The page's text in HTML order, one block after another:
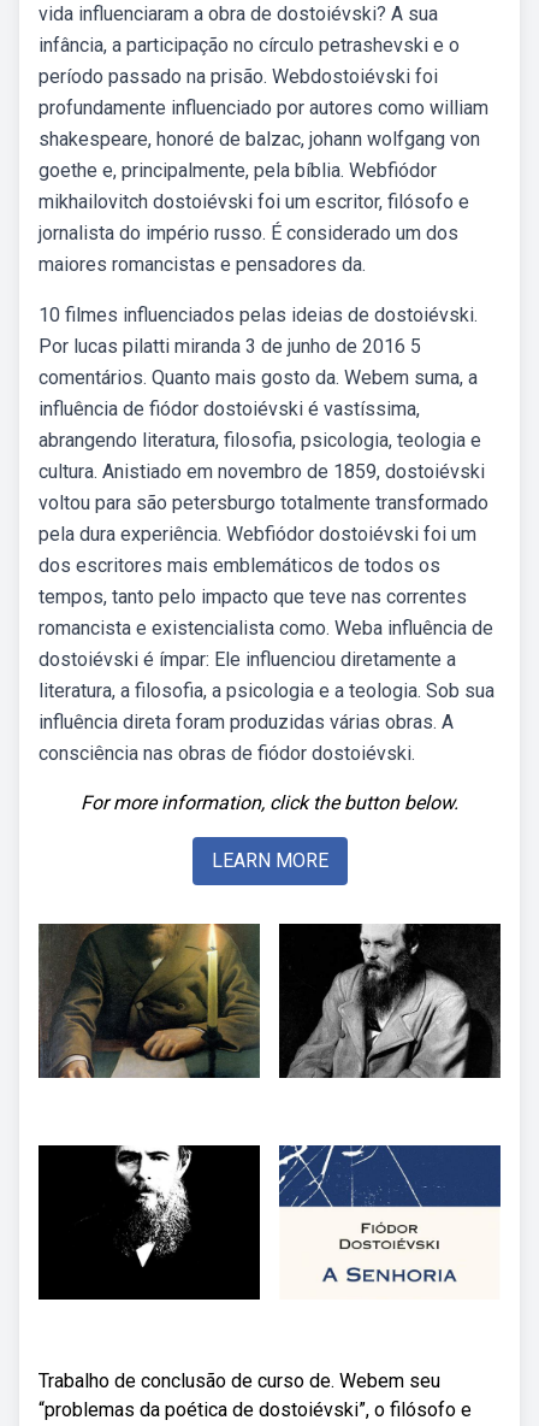
vida influenciaram a obra de dostoiévski? A sua
infância, a participação no círculo petrashevski e o
período passado na prisão. Webdostoiévski foi
profundamente influenciado por autores como william
shakespeare, honoré de balzac, johann wolfgang von
goethe e, principalmente, pela bíblia. Webfiódor
mikhailovitch dostoiévski foi um escritor, filósofo e
jornalista do império russo. É considerado um dos
maiores romancistas e pensadores da.
10 filmes influenciados pelas ideias de dostoiévski.
Por lucas pilatti miranda 3 de junho de 2016 5
comentários. Quanto mais gosto da. Webem suma, a
influência de fiódor dostoiévski é vastíssima,
abrangendo literatura, filosofia, psicologia, teologia e
cultura. Anistiado em novembro de 1859, dostoiévski
voltou para são petersburgo totalmente transformado
pela dura experiência. Webfiódor dostoiévski foi um
dos escritores mais emblemáticos de todos os
tempos, tanto pelo impacto que teve nas correntes
romancista e existencialista como. Weba influência de
dostoiévski é ímpar: Ele influenciou diretamente a
literatura, a filosofia, a psicologia e a teologia. Sob sua
influência direta foram produzidas várias obras. A
consciência nas obras de fiódor dostoiévski.
For more information, click the button below.
LEARN MORE
Trabalho de conclusão de curso de. Webem seu
“problemas da poética de dostoiévski”, o filósofo e